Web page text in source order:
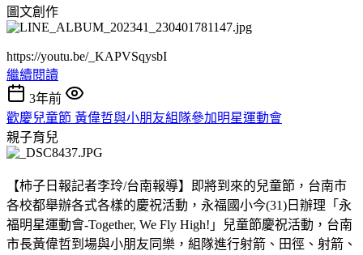
圖文創作
https://youtu.be/_KAPVSqysbI
繼續閱讀
3年前
歡慶兒童節 黃偉哲與小朋友組隊參加明星運動會
親子育兒
【柿子日報記者李玲/台南報導】即將到來的兒童節，台南市
各校都舉辦各式各樣的慶祝活動，永福國小今(31)日辦理「永
福明星運動會-Together, We Fly High!」兒童節慶祝活動，台南
市長黃偉哲到場與小朋友同樂，組隊進行射箭、田徑、射箭、